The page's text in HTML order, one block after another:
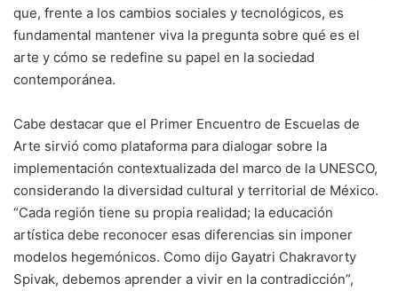
que, frente a los cambios sociales y tecnológicos, es
fundamental mantener viva la pregunta sobre qué es el
arte y cómo se redefine su papel en la sociedad
contemporánea.
Cabe destacar que el Primer Encuentro de Escuelas de
Arte sirvió como plataforma para dialogar sobre la
implementación contextualizada del marco de la UNESCO,
considerando la diversidad cultural y territorial de México.
“Cada región tiene su propia realidad; la educación
artística debe reconocer esas diferencias sin imponer
modelos hegemónicos. Como dijo Gayatri Chakravorty
Spivak, debemos aprender a vivir en la contradicción”,